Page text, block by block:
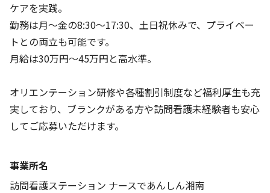
ケアを実践。
勤務は月～金の8:30～17:30、土日祝休みで、プライベー
トとの両立も可能です。
月給は30万円～45万円と高水準。
オリエンテーション研修や各種割引制度など福利厚生も充
実しており、ブランクがある方や訪問看護未経験者も安心
してご応募いただけます。
事業所名
訪問看護ステーション ナースであんしん湘南